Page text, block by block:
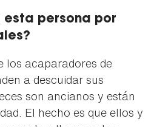
esta persona por
los acaparadores de
a descuidar sus
son ancianos y están
El hecho es que ellos y